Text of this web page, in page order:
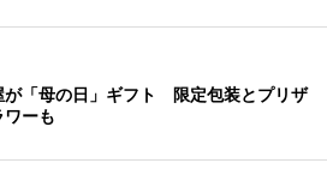
が「母の日」ギフト 限定包装とプリザ
ワーも